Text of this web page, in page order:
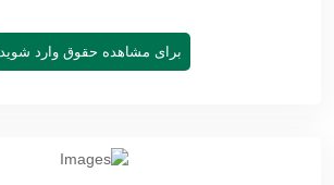
برای مشاهده حقوق وارد شوید